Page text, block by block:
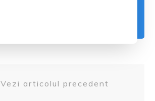
Vezi articolul precedent